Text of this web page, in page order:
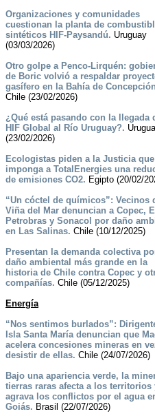
Organizaciones y comunidades
cuestionan la planta de
sintéticos HIF-Paysandú. Uruguay
(03/03/2026)
Otro golpe a Penco-Lirquén:
de Boric volvió a respaldar
gasífero en la Bahía de
Chile (23/02/2026)
¿Qué está pasando con la llegada
HIF Global al Río Uruguay?.
(23/02/2026)
Ecologistas piden a la Justicia que
imponga a TotalEnergies una
de emisiones CO2. Egipto (20/02/
“Un cóctel de químicos”: Vecinos
Viña del Mar denuncian a Copec,
Petrobras y Sonacol por daño
en Las Salinas. Chile (10/12/2025)
Presentan la demanda colectiva
daño ambiental más grande en la
historia de Chile contra Copec y
compañías. Chile (05/12/2025)
Energía
“Nos sentimos burlados”:
Isla Santa María denuncian que
acelera concesiones mineras en
desistir de ellas. Chile (24/07/2026)
Bajo una apariencia verde, la
tierras raras afecta a los territorios
agrava los conflictos por el agua
Goiás. Brasil (22/07/2026)